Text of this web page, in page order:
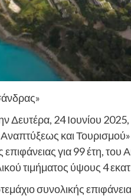
Δευτέρα, 24 Ιουνίου
και
για 99 έτη, του
τιμήματος ύψους 4
συνολικής